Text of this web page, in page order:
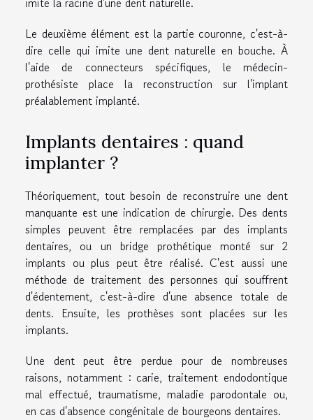
Le deuxième élément est la partie couronne, c'est-à-
dire celle qui imite une dent naturelle en bouche. À
l'aide de connecteurs spécifiques, le médecin-
prothésiste place la reconstruction sur l'implant
préalablement implanté.
Implants dentaires : quand
implanter ?
Théoriquement, tout besoin de reconstruire une dent
manquante est une indication de chirurgie. Des dents
simples peuvent être remplacées par des implants
dentaires, ou un bridge prothétique monté sur 2
implants ou plus peut être réalisé. C'est aussi une
méthode de traitement des personnes qui souffrent
d'édentement, c'est-à-dire d'une absence totale de
dents. Ensuite, les prothèses sont placées sur les
implants.
Une dent peut être perdue pour de nombreuses
raisons, notamment : carie, traitement endodontique
mal effectué, traumatisme, maladie parodontale ou,
en cas d'absence congénitale de bourgeons dentaires.